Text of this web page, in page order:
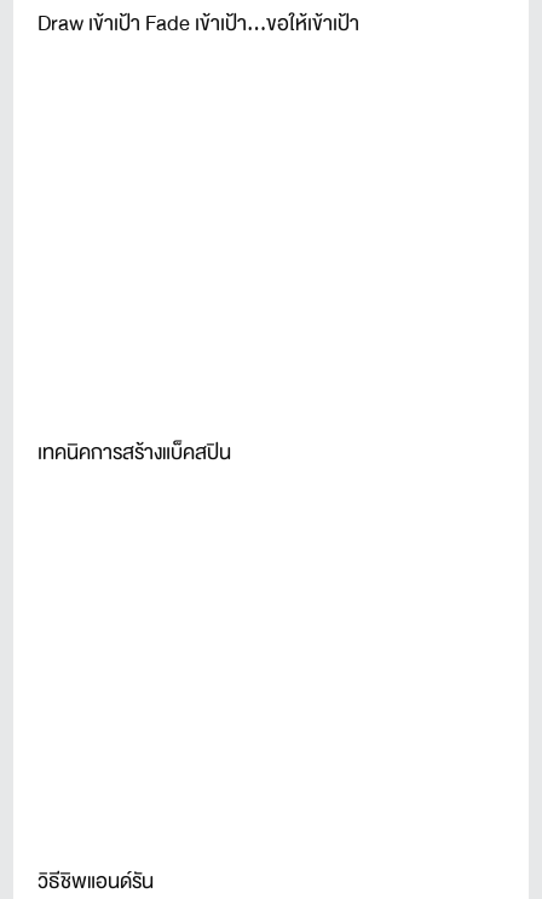
Draw เข้าเป้า Fade เข้าเป้า...ขอให้เข้าเป้า
เทคนิคการสร้างแบ็คสปิน
วิธีชิพแอนด์รัน